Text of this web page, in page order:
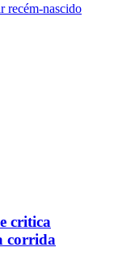
recém-nascido
critica
corrida